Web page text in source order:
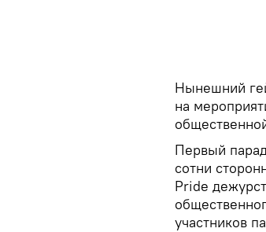
Нынешний
на
Первый
сотни
Pride
участников